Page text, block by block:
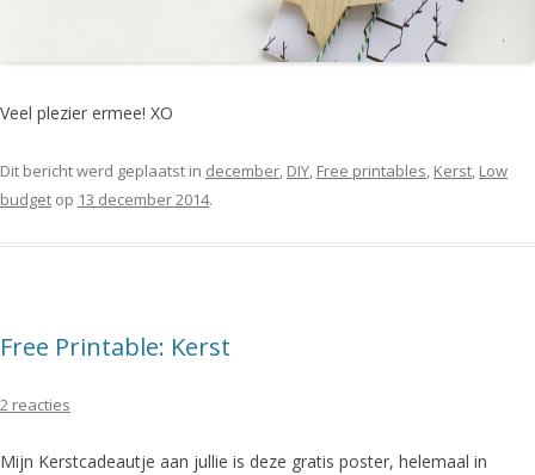
Veel plezier ermee! XO
Dit bericht werd geplaatst in december, DIY, Free printables, Kerst, Low
budget op 13 december 2014.
Free Printable: Kerst
2 reacties
Mijn Kerstcadeautje aan jullie is deze gratis poster, helemaal in